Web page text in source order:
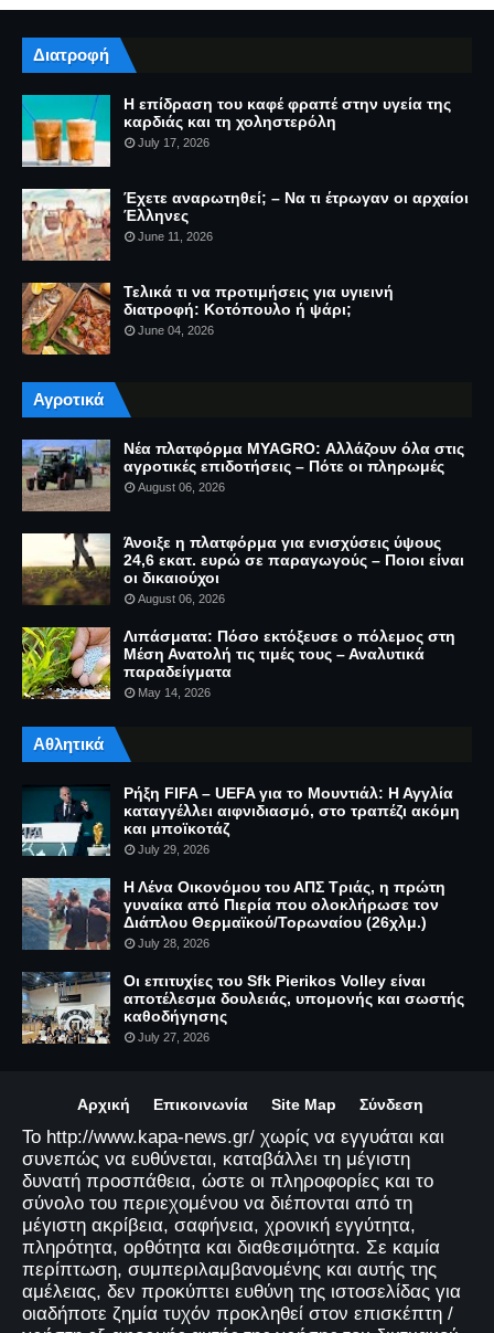
Διατροφή
Η επίδραση του καφέ φραπέ στην υγεία της
καρδιάς και τη χοληστερόλη
July 17, 2026
Έχετε αναρωτηθεί; – Να τι έτρωγαν οι αρχαίοι
Έλληνες
June 11, 2026
Τελικά τι να προτιμήσεις για υγιεινή
διατροφή: Κοτόπουλο ή ψάρι;
June 04, 2026
Αγροτικά
Νέα πλατφόρμα MYAGRO: Αλλάζουν όλα στις
αγροτικές επιδοτήσεις – Πότε οι πληρωμές
August 06, 2026
Άνοιξε η πλατφόρμα για ενισχύσεις ύψους
24,6 εκατ. ευρώ σε παραγωγούς – Ποιοι είναι
οι δικαιούχοι
August 06, 2026
Λιπάσματα: Πόσο εκτόξευσε ο πόλεμος στη
Μέση Ανατολή τις τιμές τους – Αναλυτικά
παραδείγματα
May 14, 2026
Αθλητικά
Ρήξη FIFA – UEFA για το Μουντιάλ: Η Αγγλία
καταγγέλλει αιφνιδιασμό, στο τραπέζι ακόμη
και μποϊκοτάζ
July 29, 2026
Η Λένα Οικονόμου του ΑΠΣ Τριάς, η πρώτη
γυναίκα από Πιερία που ολοκλήρωσε τον
Διάπλου Θερμαϊκού/Τορωναίου (26χλμ.)
July 28, 2026
Οι επιτυχίες του Sfk Pierikos Volley είναι
αποτέλεσμα δουλειάς, υπομονής και σωστής
καθοδήγησης
July 27, 2026
Αρχική Επικοινωνία Site Map Σύνδεση
Το http://www.kapa-news.gr/ χωρίς να εγγυάται και
συνεπώς να ευθύνεται, καταβάλλει τη μέγιστη
δυνατή προσπάθεια, ώστε οι πληροφορίες και το
σύνολο του περιεχομένου να διέπονται από τη
μέγιστη ακρίβεια, σαφήνεια, χρονική εγγύτητα,
πληρότητα, ορθότητα και διαθεσιμότητα. Σε καμία
περίπτωση, συμπεριλαμβανομένης και αυτής της
αμέλειας, δεν προκύπτει ευθύνη της ιστοσελίδας για
οιαδήποτε ζημία τυχόν προκληθεί στον επισκέπτη /